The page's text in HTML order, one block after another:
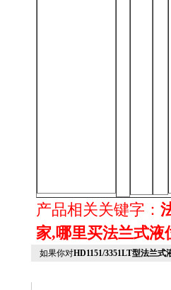
产品相关关键字：
家,哪里买法兰式液
如果你对HD1151/3351LT型法兰式